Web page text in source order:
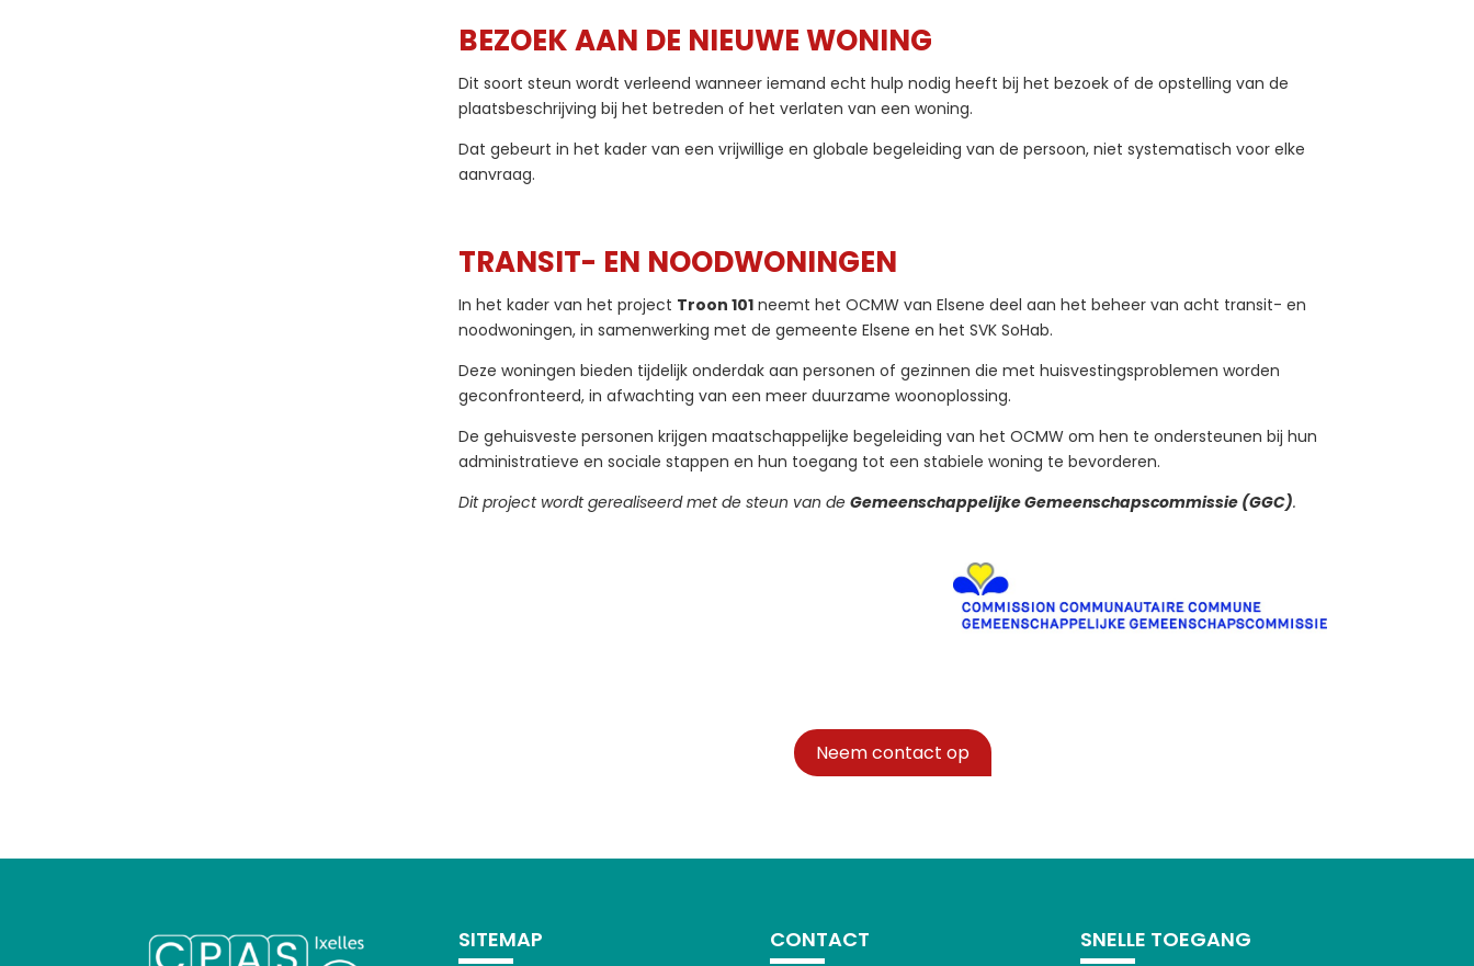
BEZOEK AAN DE NIEUWE WONING
Dit soort steun wordt verleend wanneer iemand echt hulp nodig heeft bij het bezoek of de opstelling van de
plaatsbeschrijving bij het betreden of het verlaten van een woning.
Dat gebeurt in het kader van een vrijwillige en globale begeleiding van de persoon, niet systematisch voor elke
aanvraag.
TRANSIT- EN NOODWONINGEN
In het kader van het project Troon 101neemt het OCMW van Elsene deel aan het beheer van acht transit- en
noodwoningen, in samenwerking met de gemeente Elsene en het SVK SoHab.
Deze woningen bieden tijdelijk onderdak aan personen of gezinnen die met huisvestingsproblemen worden
geconfronteerd, in afwachting van een meer duurzame woonoplossing.
De gehuisveste personen krijgen maatschappelijke begeleiding van het OCMW om hen te ondersteunen bij hun
administratieve en sociale stappen en hun toegang tot een stabiele woning te bevorderen.
Dit project wordt gerealiseerd met de steun van de Gemeenschappelijke Gemeenschapscommissie (GGC).
Neem contact op
SITEMAP CONTACT SNELLE TOEGANG